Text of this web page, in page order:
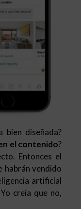
bien diseñada?
el contenido?
Entonces el
habrán vendido
artificial
creía que no,